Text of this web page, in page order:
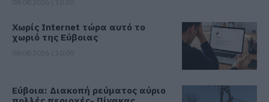
Χωρίς Internet τώρα αυτό το
χωριό της Εύβοιας
Εύβοια: Διακοπή ρεύματος αύριο